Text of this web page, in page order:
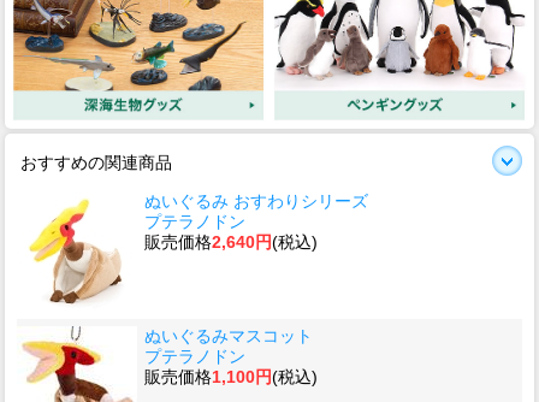
おすすめの関連商品
ぬいぐるみ おすわりシリーズ
プテラノドン
販売価格2,640円(税込)
ぬいぐるみマスコット
プテラノドン
販売価格1,100円(税込)